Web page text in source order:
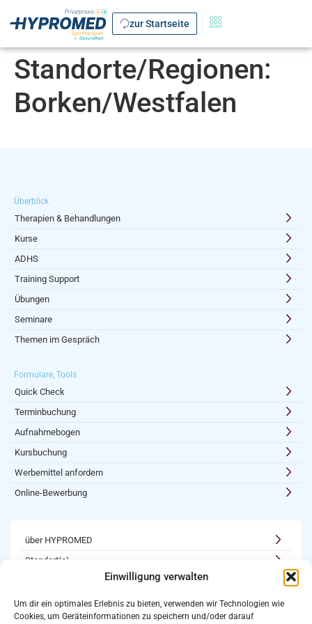
Einwilligung verwalten
Um dir ein optimales Erlebnis zu bieten, verwenden wir Technologien wie
Cookies, um Geräteinformationen zu speichern und/oder darauf
zur Startseite
Standorte/Regionen:
Borken/Westfalen
Überblick
Therapien & Behandlungen
Kurse
ADHS
Training Support
Übungen
Seminare
Themen im Gespräch
Formulare, Tools
Quick Check
Terminbuchung
Aufnahmebogen
Kursbuchung
Werbemittel anfordern
Online-Bewerbung
über HYPROMED
Standort(e)
Karriere
Newsletter